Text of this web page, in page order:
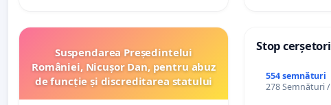
Suspendarea Președintelui
României, Nicușor Dan, pentru abuz
de funcție și discreditarea statului
Stop
554 semnături
278 Semnături